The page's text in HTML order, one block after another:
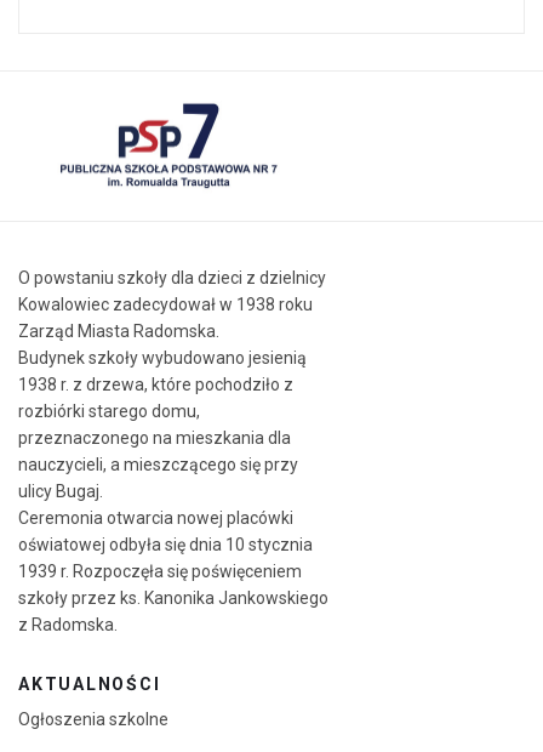
O powstaniu szkoły dla dzieci z dzielnicy
Kowalowiec zadecydował w 1938 roku
Zarząd Miasta Radomska.
Budynek szkoły wybudowano jesienią
1938 r. z drzewa, które pochodziło z
rozbiórki starego domu,
przeznaczonego na mieszkania dla
nauczycieli, a mieszczącego się przy
ulicy Bugaj.
Ceremonia otwarcia nowej placówki
oświatowej odbyła się dnia 10 stycznia
1939 r. Rozpoczęła się poświęceniem
szkoły przez ks. Kanonika Jankowskiego
z Radomska.
AKTUALNOŚCI
Ogłoszenia szkolne